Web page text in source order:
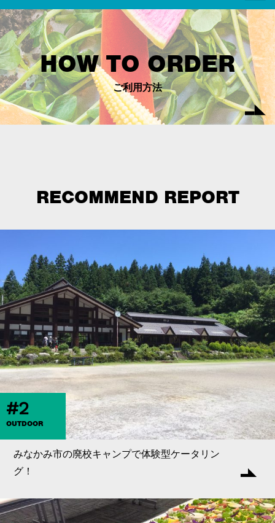
HOW TO ORDER
ご利用方法
RECOMMEND REPORT
#2
OUTDOOR
みなかみ市の廃校キャンプで体験型ケータリン
グ！